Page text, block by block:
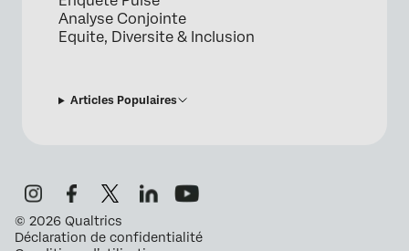
Analyse Conjointe
Equite, Diversite & Inclusion
Articles Populaires
© 2026 Qualtrics
Déclaration de confidentialité